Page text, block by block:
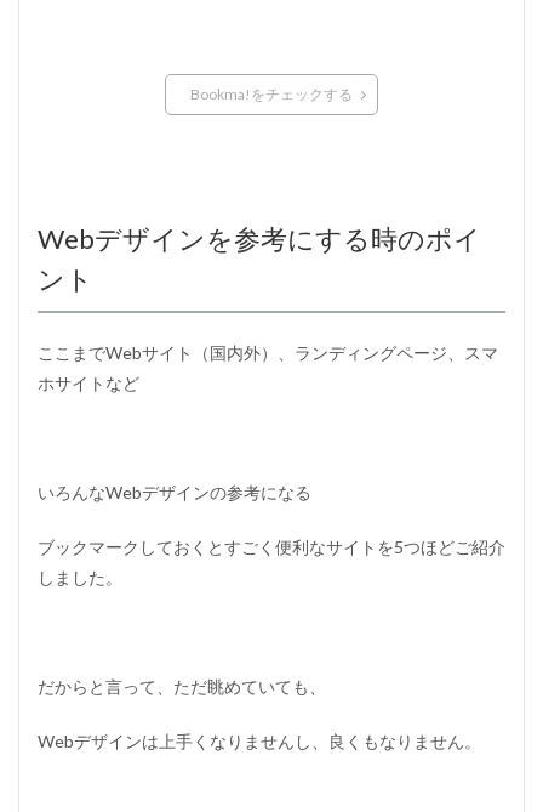
Bookma!をチェックする
Webデザインを参考にする時のポイ
ント
ここまでWebサイト（国内外）、ランディングページ、スマ
ホサイトなど
いろんなWebデザインの参考になる
ブックマークしておくとすごく便利なサイトを5つほどご紹介
しました。
だからと言って、ただ眺めていても、
Webデザインは上手くなりませんし、良くもなりません。